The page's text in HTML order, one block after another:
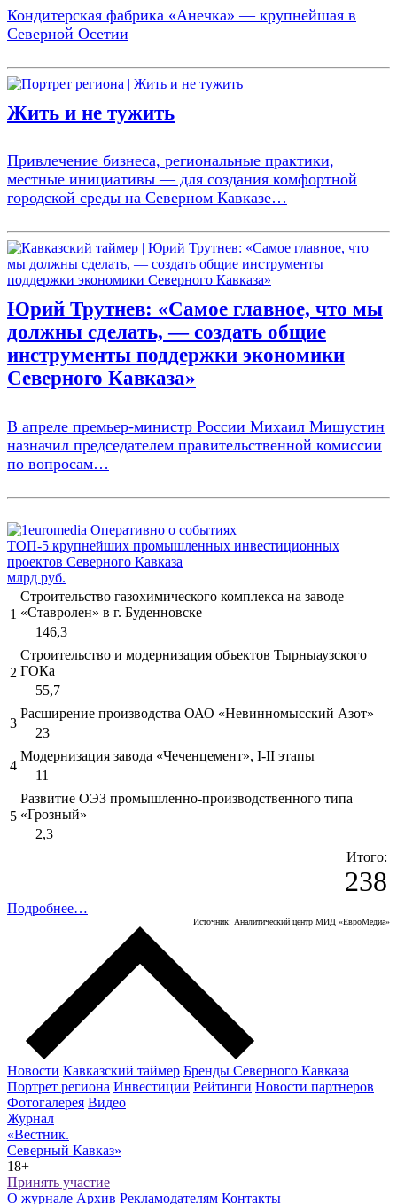
Кондитерская фабрика «Анечка» — крупнейшая в
Северной Осетии
Жить и не тужить
Привлечение бизнеса, региональные практики,
местные инициативы — для создания комфортной
городской среды на Северном Кавказе…
Юрий Трутнев: «Самое главное, что мы
должны сделать, — создать общие
инструменты поддержки экономики
Северного Кавказа»
В апреле премьер-министр России Михаил Мишустин
назначил председателем правительственной комиссии
по вопросам…
ТОП-5 крупнейших промышленных инвестиционных
проектов Северного Кавказа
млрд руб.
1
Строительство газохимического комплекса на заводе
«Ставролен» в г. Буденновске
146,3
2
Строительство и модернизация объектов Тырныаузского
ГОКа
55,7
3
Расширение производства ОАО «Невинномысский Азот»
23
4
Модернизация завода «Чеченцемент», I-II этапы
11
5
Развитие ОЭЗ промышленно-производственного типа
«Грозный»
2,3
Итого:
238
Подробнее…
Источник: Аналитический центр МИД «ЕвроМедиа»
Новости Кавказский таймер Бренды Северного Кавказа
Портрет региона Инвестиции Рейтинги Новости партнеров
Фотогалерея Видео
Журнал
«Вестник.
Северный Кавказ»
18+
Принять участие
О журнале Архив Рекламодателям Контакты